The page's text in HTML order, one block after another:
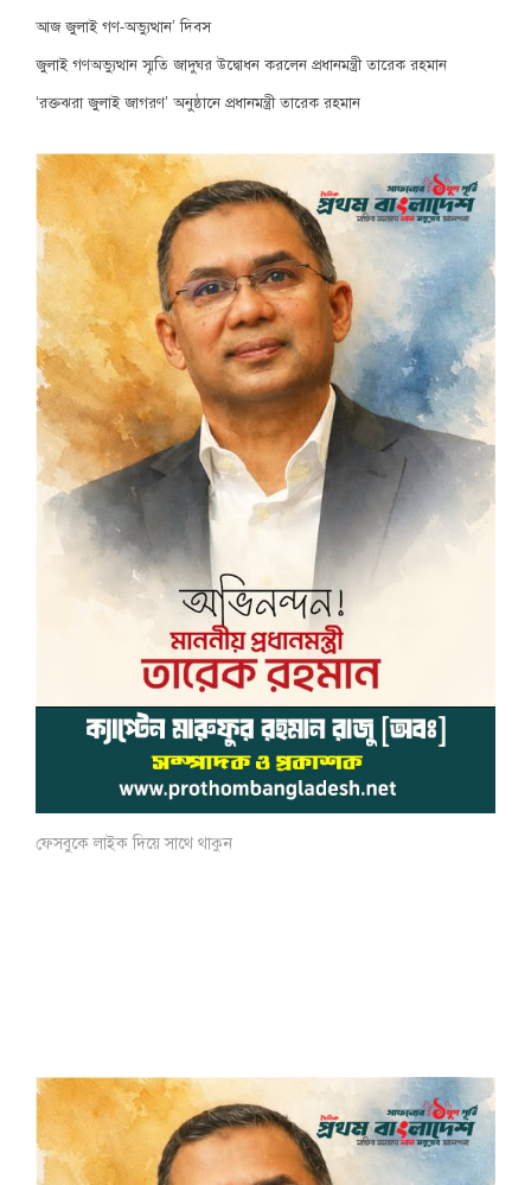
আজ জুলাই গণ-অভ্যুত্থান’ দিবস
জুলাই গণঅভ্যুত্থান স্মৃতি জাদুঘর উদ্বোধন করলেন প্রধানমন্ত্রী তারেক রহমান
‘রক্তঝরা জুলাই জাগরণ’ অনুষ্ঠানে প্রধানমন্ত্রী তারেক রহমান
ফেসবুকে লাইক দিয়ে সাথে থাকুন